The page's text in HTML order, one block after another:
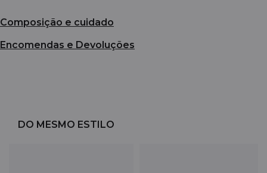
Composição e cuidado
Encomendas e Devoluções
DO MESMO ESTILO